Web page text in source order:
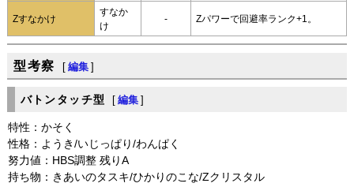
Zすなかけ
すなか
け
- Zパワーで回避率ランク+1。
型考察 [ 編集 ]
バトンタッチ型 [ 編集 ]
特性：かそく
性格：ようき/いじっぱり/わんぱく
努力値：HBS調整 残りA
持ち物：きあいのタスキ/ひかりのこな/Zクリスタル